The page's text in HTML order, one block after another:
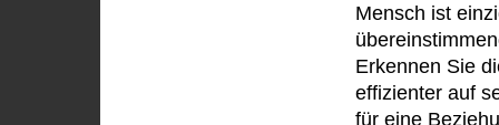
Mensch ist
Erkennen Sie
effizienter auf
für eine